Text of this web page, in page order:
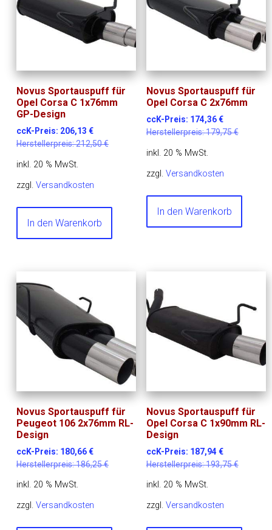
Novus Sportauspuff für
Opel Corsa C 1x76mm
GP-Design
ccK-Preis: 206,13€
Herstellerpreis:212,50€
inkl. 20 % MwSt.
zzgl.Versandkosten
In den Warenkorb
Novus Sportauspuff für
Opel Corsa C 2x76mm
ccK-Preis: 174,36€
Herstellerpreis:179,75€
inkl. 20 % MwSt.
zzgl. Versandkosten
In den Warenkorb
Novus Sportauspuff für
Peugeot 106 2x76mm RL-
Design
ccK-Preis: 180,66€
Herstellerpreis:186,25€
inkl. 20 % MwSt.
zzgl.Versandkosten
Novus Sportauspuff für
Opel Corsa C 1x90mm RL-
Design
ccK-Preis: 187,94 €
Herstellerpreis:193,75€
inkl. 20 % MwSt.
zzgl. Versandkosten